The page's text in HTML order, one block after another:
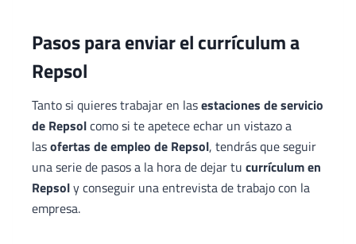
Pasos para enviar el currículum a
Repsol
Tanto si quieres trabajar en lasestaciones de servicio
de Repsolcomo si te apetece echar un vistazo a
lasofertas de empleo de Repsol, tendrás que seguir
una serie de pasos a la hora de dejar tu currículum en
Repsoly conseguir una entrevista de trabajo con la
empresa.